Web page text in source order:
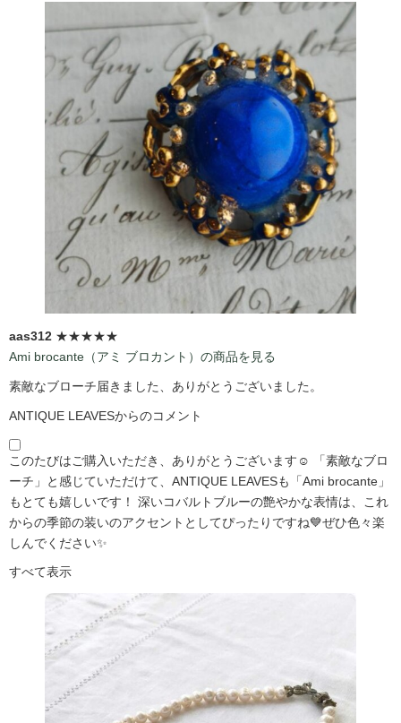
aas312 ★★★★★
Ami brocante（アミ ブロカント）の商品を見る
素敵なブローチ届きました、ありがとうございました。
ANTIQUE LEAVESからのコメント
このたびはご購入いただき、ありがとうございます☺️ 「素敵なブロ
ーチ」と感じていただけて、ANTIQUE LEAVESも「Ami brocante」
もとても嬉しいです！ 深いコバルトブルーの艶やかな表情は、これ
からの季節の装いのアクセントとしてぴったりですね💙ぜひ色々楽
しんでください✨
すべて表示